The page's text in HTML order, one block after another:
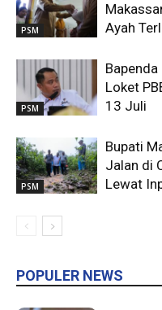
PSM
Ayah
PSM
Loket
13 Juli
PSM
Bupati
Jalan di
Lewat
POPULER NEWS